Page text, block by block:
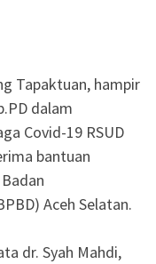
Tapaktuan, hampir
dalam
Covid-19 RSUD
bantuan
Aceh Selatan.
dr. Syah Mahdi,